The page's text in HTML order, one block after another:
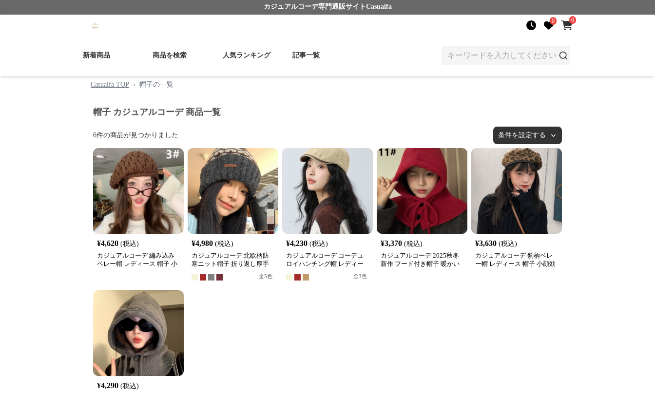
カジュアルコーデ専門通販サイト Casualfa
0 0
新着商品 商品を検索 人気ランキング 記事一覧
Casualfa TOP › 帽子の一覧
帽子 カジュアルコーデ 商品一覧
6件の商品が見つかりました 条件を設定する
¥4,620 (税込)
カジュアルコーデ 編み込み
ベレー帽 レディース 帽子 小
¥4,980 (税込)
カジュアルコーデ 北欧柄防
寒ニット帽子 折り返し厚手
全5色
¥4,230 (税込)
カジュアルコーデ コーデュ
ロイハンチング帽 レディー
ス キャスケット 小顔効果
全3色
¥3,370 (税込)
カジュアルコーデ 2025秋冬
新作 フード付き帽子 暖かい
¥3,630 (税込)
カジュアルコーデ 豹柄ベレ
ー帽 レディース 帽子 小顔効
¥4,290 (税込)